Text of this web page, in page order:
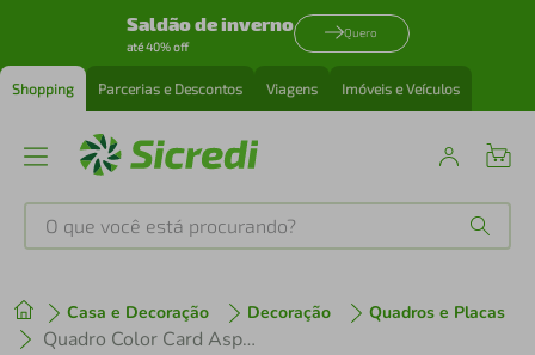
Saldão de inverno
até 40% off
Quero
Shopping Parcerias e Descontos Viagens Imóveis e Veículos
O que você está procurando?
Casa e Decoração Decoração Quadros e Placas
Quadro Color Card Aspen Gold 86x60 Sem Moldura
1º tenis